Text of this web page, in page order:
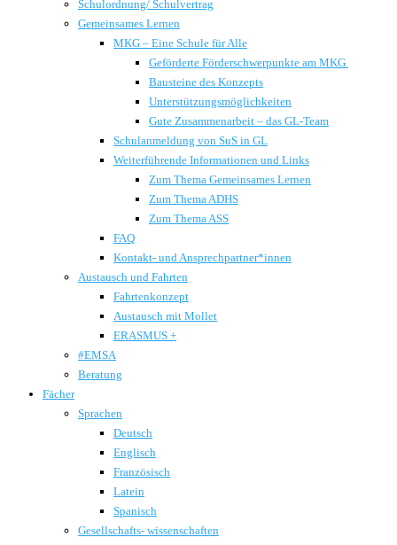
Schulordnung/ Schulvertrag
Gemeinsames Lernen
MKG – Eine Schule für Alle
Geförderte Förderschwerpunkte am MKG
Bausteine des Konzepts
Unterstützungsmöglichkeiten
Gute Zusammenarbeit – das GL-Team
Schulanmeldung von SuS in GL
Weiterführende Informationen und Links
Zum Thema Gemeinsames Lernen
Zum Thema ADHS
Zum Thema ASS
FAQ
Kontakt- und Ansprechpartner*innen
Austausch und Fahrten
Fahrtenkonzept
Austausch mit Mollet
ERASMUS +
#EMSA
Beratung
Fächer
Sprachen
Deutsch
Englisch
Französisch
Latein
Spanisch
Gesellschafts- wissenschaften